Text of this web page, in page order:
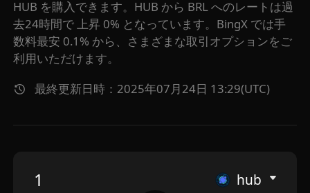
HUB を購入できます。HUB から BRL へのレートは過
去24時間で 上昇 0% となっています。BingX では手
数料最安 0.1% から、さまざまな取引オプションをご
利用いただけます。
最終更新日時：2025年07月24日 13:29(UTC)
hub